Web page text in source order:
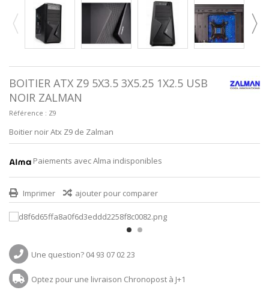
BOITIER ATX Z9 5X3.5 3X5.25 1X2.5 USB
NOIR ZALMAN
Référence : Z9
Boitier noir Atx Z9 de Zalman
Paiements avec Alma indisponibles
Imprimer ajouter pour comparer
Une question? 04 93 07 02 23
Optez pour une livraison Chronopost à J+1